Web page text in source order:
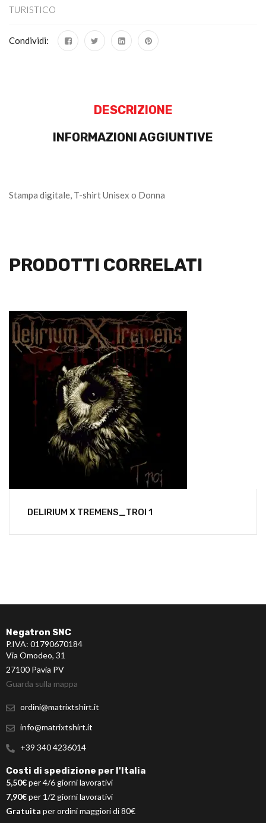
TURISTICO
Condividi:
DESCRIZIONE
INFORMAZIONI AGGIUNTIVE
Stampa digitale, T-shirt Unisex o Donna
PRODOTTI CORRELATI
DELIRIUM X TREMENS_TROI 1
Negatron SNC
P.IVA: 01790670184
Via Omodeo, 31
27100 Pavia PV
Guarda sulla mappa
ordini@matrixtshirt.it
info@matrixtshirt.it
+39 340 4236014
Costi di spedizione per l'Italia
5,50€per 4/6 giorni lavorativi
7,90€per 1/2 giorni lavorativi
Gratuita per ordini maggiori di 80€